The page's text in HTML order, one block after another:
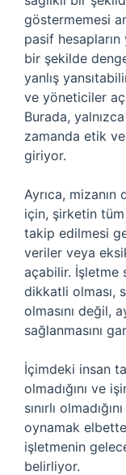
göstermemesi
pasif hesapların
bir şekilde
yanlış
ve yöneticiler
Burada,
zamanda etik
giriyor.
Ayrıca,
için, şirketin tüm
takip edilmesi
veriler veya
açabilir. İşletme
dikkatli olması,
olmasını değil,
sağlanmasını
İçimdeki insan
olmadığını ve
sınırlı
oynamak
işletmenin
belirliyor.